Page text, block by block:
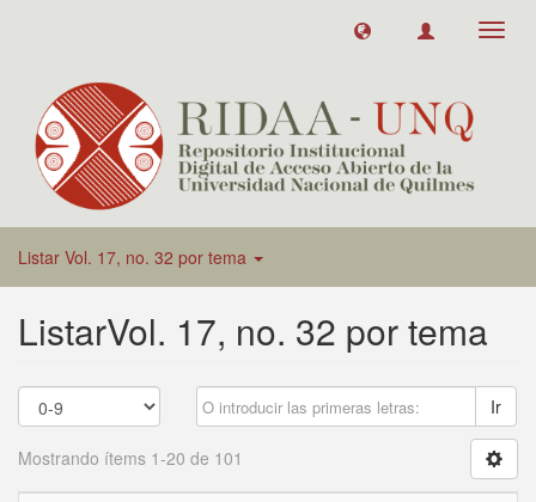
Listar Vol. 17, no. 32 por tema
ListarVol. 17, no. 32 por tema
Ir
Mostrando ítems 1-20 de 101